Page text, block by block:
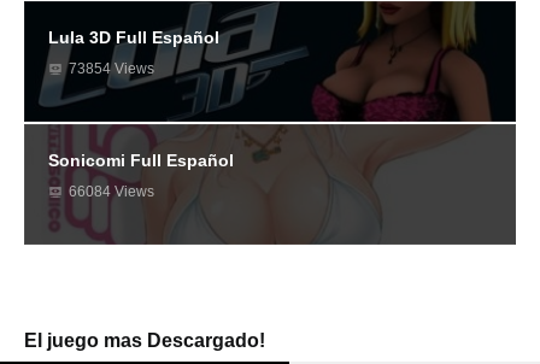
Lula 3D Full Español
73854 Views
Sonicomi Full Español
66084 Views
El juego mas Descargado!